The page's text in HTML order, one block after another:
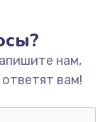
нам,
вам!